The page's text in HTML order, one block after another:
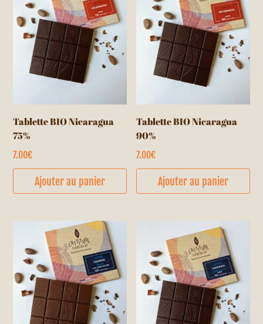
Tablette BIO Nicaragua
75%
7.00€
Ajouter au panier
Tablette BIO Nicaragua
90%
7.00€
Ajouter au panier